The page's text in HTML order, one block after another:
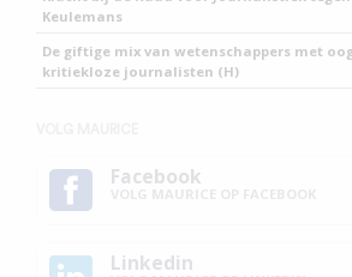
Keulemans
De giftige mix van wetenschappers met
kritiekloze journalisten (H)
Facebook
Linkedin